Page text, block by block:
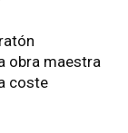
obra maestra
coste